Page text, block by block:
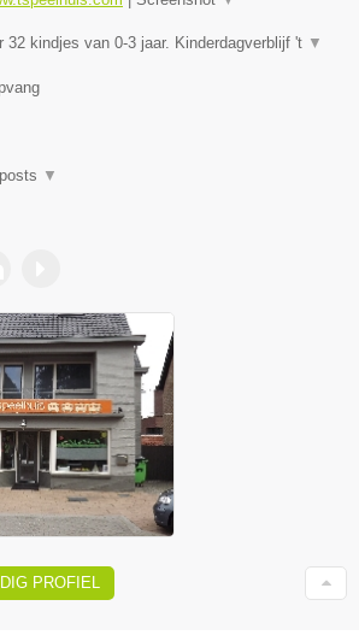
32 kindjes van 0-3 jaar. Kinderdagverblijf 't ▼
▼
PROFIEL